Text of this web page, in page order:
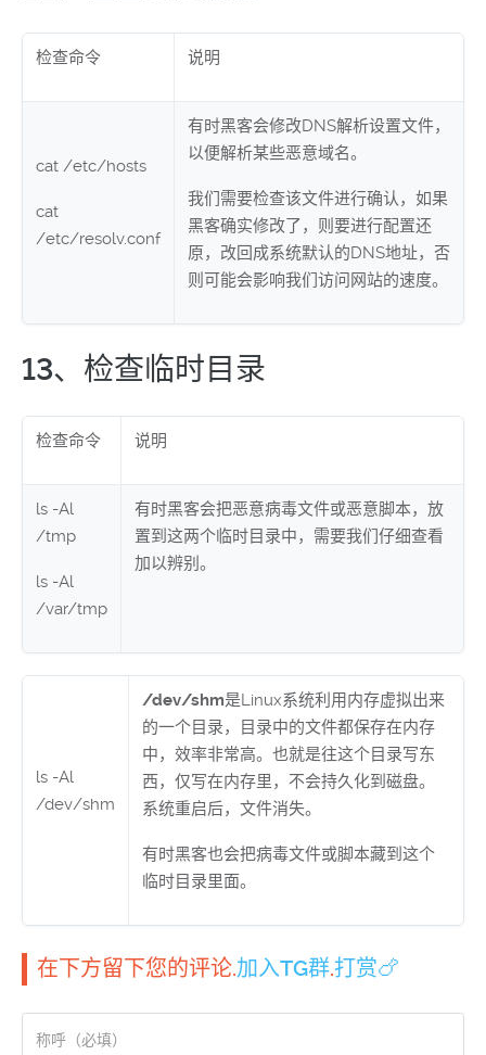
检查命令 说明
cat /etc/hosts
cat
/etc/resolv.conf
有时黑客会修改DNS解析设置文件，
以便解析某些恶意域名。
我们需要检查该文件进行确认，如果
黑客确实修改了，则要进行配置还
原，改回成系统默认的DNS地址，否
则可能会影响我们访问网站的速度。
13、检查临时目录
检查命令 说明
ls -Al
/tmp
ls -Al
/var/tmp
有时黑客会把恶意病毒文件或恶意脚本，放
置到这两个临时目录中，需要我们仔细查看
加以辨别。
ls -Al
/dev/shm
/dev/shm是Linux系统利用内存虚拟出来
的一个目录，目录中的文件都保存在内存
中，效率非常高。也就是往这个目录写东
西，仅写在内存里，不会持久化到磁盘。
系统重启后，文件消失。
有时黑客也会把病毒文件或脚本藏到这个
临时目录里面。
在下方留下您的评论.加入TG群.打赏🍗